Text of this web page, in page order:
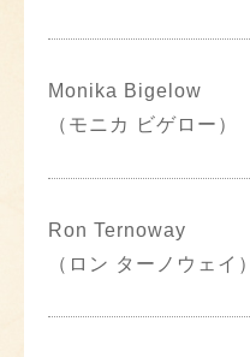
Monika Bigelow
（モニカ ビゲロー）
Ron Ternoway
（ロン ターノウェイ）